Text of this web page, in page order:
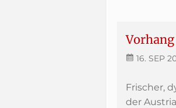
16. SEP
Frischer,
der